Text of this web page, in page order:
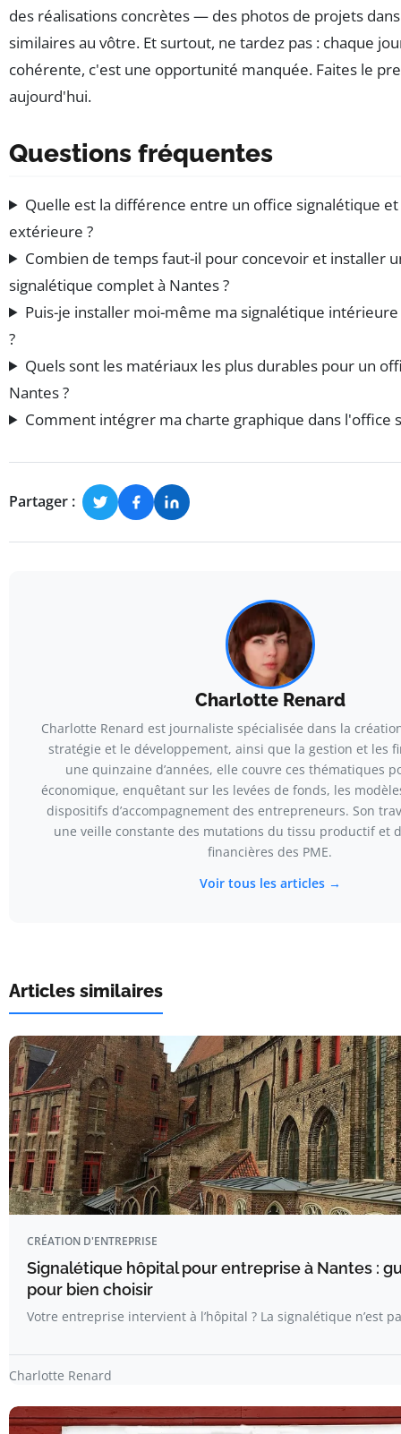
des réalisations concrètes — des photos de projets
similaires au vôtre. Et surtout, ne tardez pas : chaque
cohérente, c'est une opportunité manquée. Faites le
aujourd'hui.
Questions fréquentes
Quelle est la différence entre un office signalétique
extérieure ?
Combien de temps faut-il pour concevoir et installer
signalétique complet à Nantes ?
Puis-je installer moi-même ma signalétique
?
Quels sont les matériaux les plus durables pour un
Nantes ?
Comment intégrer ma charte graphique dans l'office
Partager :
Charlotte Renard
Charlotte Renard est journaliste spécialisée dans la
stratégie et le développement, ainsi que la gestion et les
une quinzaine d’années, elle couvre ces thématiques
économique, enquêtant sur les levées de fonds, les
dispositifs d’accompagnement des entrepreneurs. Son
une veille constante des mutations du tissu productif et
financières des PME.
Voir tous les articles →
Articles similaires
CRÉATION D'ENTREPRISE
Signalétique hôpital pour entreprise à Nantes :
pour bien choisir
Votre entreprise intervient à l’hôpital ? La signalétique n’est
Charlotte Renard